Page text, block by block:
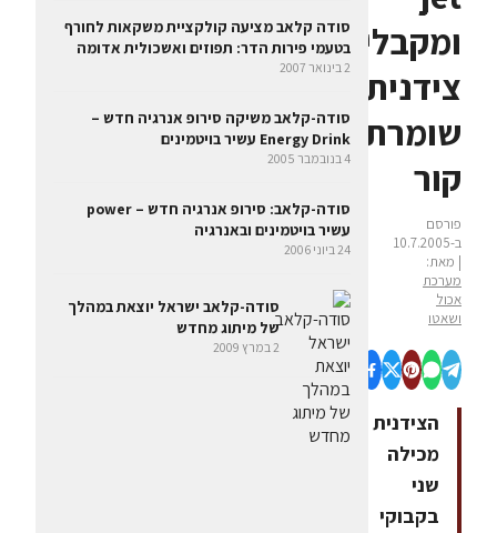
ומקבלים
צידנית
שומרת
קור
פורסם
ב-10.7.2005
| מאת:
מערכת
אכול
ושאטו
הצידנית
מכילה
שני
בקבוקי
סודה קלאב מציעה קולקציית משקאות לחורף
בטעמי פירות הדר: תפוזים ואשכולית אדומה
2 בינואר 2007
סודה-קלאב משיקה סירופ אנרגיה חדש –
Energy Drink עשיר בויטמינים
4 בנובמבר 2005
סודה-קלאב: סירופ אנרגיה חדש – power
עשיר בויטמינים ובאנרגיה
24 ביוני 2006
סודה-קלאב ישראל יוצאת במהלך
של מיתוג מחדש
2 במרץ 2009